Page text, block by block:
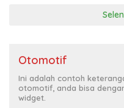
Otomotif
Ini adalah contoh
otomotif, anda bisa
widget.